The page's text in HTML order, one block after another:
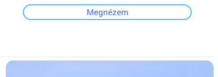
Megnézem